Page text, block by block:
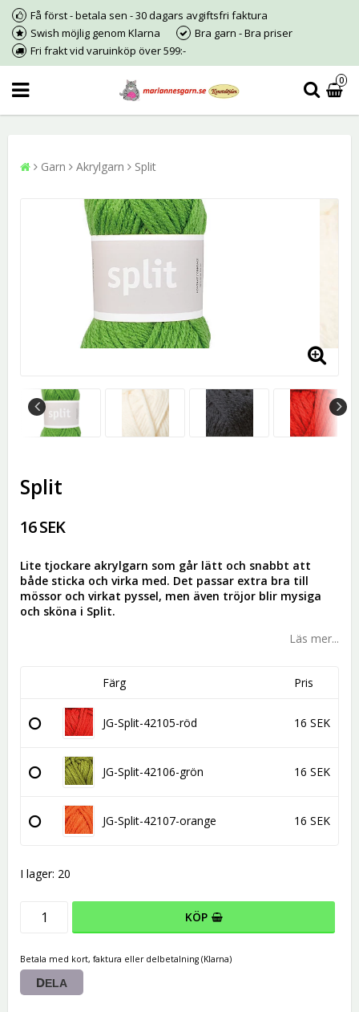
Få först - betala sen - 30 dagars avgiftsfri faktura
Swish möjlig genom Klarna
Bra garn - Bra priser
Fri frakt vid varuinköp över 599:-
0
Garn Akrylgarn Split
Split
16 SEK
Lite tjockare akrylgarn som går lätt och snabbt att
både sticka och virka med. Det passar extra bra till
mössor och virkat pyssel, men även tröjor blir mysiga
och sköna i Split.
Läs mer...
Färg Pris
JG-Split-42105-röd 16 SEK
JG-Split-42106-grön 16 SEK
JG-Split-42107-orange 16 SEK
I lager: 20
KÖP
Betala med kort, faktura eller delbetalning (Klarna)
DELA